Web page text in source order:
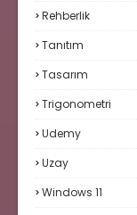
Rehberlik
Tanıtım
Tasarım
Trigonometri
Udemy
Uzay
Windows 11